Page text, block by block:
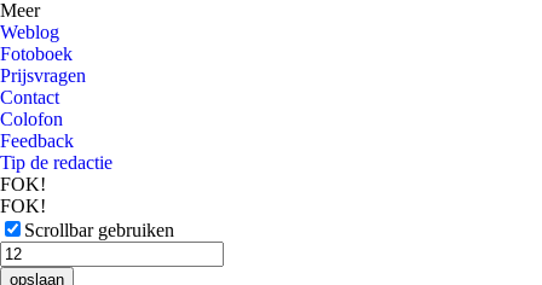
Meer
Weblog
Fotoboek
Prijsvragen
Contact
Colofon
Feedback
Tip de redactie
FOK!
FOK!
Scrollbar gebruiken
opslaan